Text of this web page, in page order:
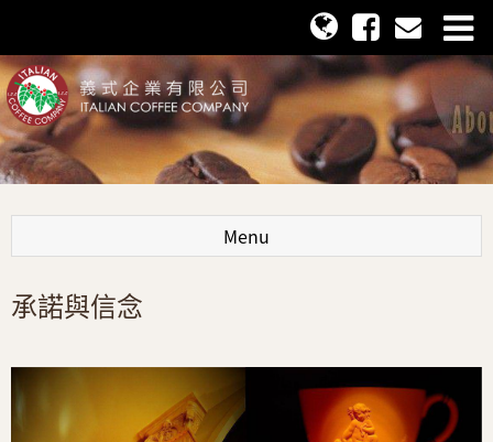
Menu
承諾與信念